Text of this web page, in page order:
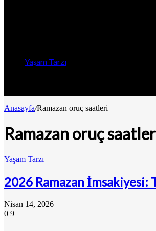
Yaşam Tarzı
Anasayfa/Ramazan oruç saatleri
Ramazan oruç
Yaşam Tarzı
2026 Ramazan İmsakiyesi:
Nisan 14, 2026
0 9